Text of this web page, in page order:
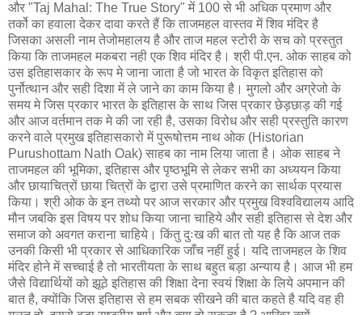
और "Taj Mahal: The True Story" में 100 से भी अधिक प्रमाण और
तर्को का हवाला देकर दावा करते हैं कि ताजमहल वास्तव में शिव मंदिर है
जिसका असली नाम तेजोमहालय है और ताज महल स्टोरी के सच को प्रस्तुत
किया कि ताजमहल मकबरा नही एक शिव मंदिर है। श्री पी.एन. ओक साहब को
उस इतिहासकार के रूप मे जाना जाता है जो भारत के विकृत इतिहास को
पुर्नोत्थान और सही दिशा में ले जाने का काम किया है। मुगलो और अग्रेजो के
समय मे जिस प्रकार भारत के इतिहास के साथ जिस प्रकार छेड़छाड़ की गई
और आज वर्तमान तक मे की जा रही है, उसका विरोध और सही प्रस्तुति कारण
करने वाले प्रमुख इतिहासकारो में पुरूषोत्तम नाथ ओक (Historian
Purushottam Nath Oak) साहब का नाम लिया जाता है। ओक साहब ने
ताजमहल की भूमिका, इतिहास और पृष्ठभूमि से लेकर सभी का अध्ययन किया
और छायाचित्रों छाया चित्रों के द्वारा उसे प्रमाणित करने का सार्थक प्रयास
किया। श्री ओक के इन तथ्यो पर आज सरकार और प्रमुख विश्वविद्यालय आदि
मौन जबकि इस विषय पर शोध किया जाना चाहिये और सही इतिहास से देश और
समाज को अवगत कराना चाहिये। किंतु दुःख की बात तो यह है कि आज तक
उनकी किसी भी प्रकार से आधिकारिक जाँच नहीं हुई। यदि ताजमहल के शिव
मंदिर होने में सच्चाई है तो भारतीयता के साथ बहुत बड़ा अन्याय है। आज भी हम
जैसे विद्यार्थियों को झूठे इतिहास की शिक्षा देना स्वयं शिक्षा के लिये अपमान की
बात है, क्योंकि जिस इतिहास से हम सबक सीखने की बात कहते है यदि वह ही